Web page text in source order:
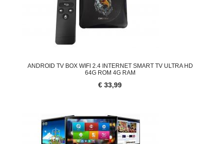
ANDROID TV BOX WIFI 2.4 INTERNET SMART TV ULTRA HD
64G ROM 4G RAM
€ 33,99